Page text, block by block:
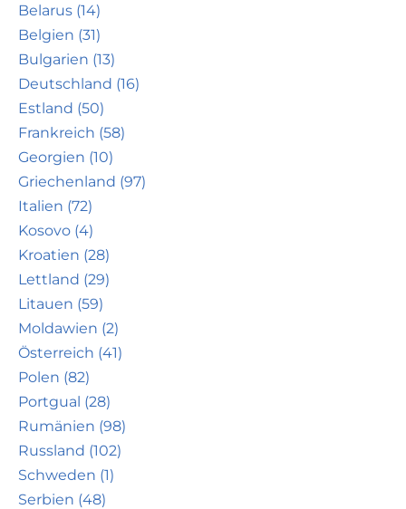
Belarus (14)
Belgien (31)
Bulgarien (13)
Deutschland (16)
Estland (50)
Frankreich (58)
Georgien (10)
Griechenland (97)
Italien (72)
Kosovo (4)
Kroatien (28)
Lettland (29)
Litauen (59)
Moldawien (2)
Österreich (41)
Polen (82)
Portgual (28)
Rumänien (98)
Russland (102)
Schweden (1)
Serbien (48)